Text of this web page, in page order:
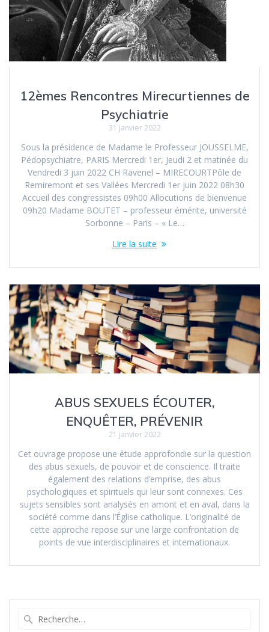
12èmes Rencontres Mirecurtiennes de
Psychiatrie
31 janvier 2022
Sous la présidence de Madame le Professeur JOUSSELME,
Pédopsychiatre, PARIS Mercredi 1er, Jeudi 2 et matinée du
Vendredi 3 juin 2022 CH Ravenel – MIRECOURTPôle de
Remiremont et ses Vallées Mercredi 1er juin 2022 08h30
Accueil des congressistes 09h00 Allocutions de bienvenue
09h20 Madame BOUTET – professeur émérite, université
Sorbonne – Paris – « Le…
Lire la suite
ABUS SEXUELS ÉCOUTER,
ENQUÊTER, PRÉVENIR
21 janvier 2022
Cet ouvrage propose une étude approfondie sur la question
des abus sexuels, de pouvoir et de conscience. Il traite
également des relations d’emprise, des abus
psychologiques et spirituels qui leur sont connexes. Ces
sujets sensibles sont analysés en amont et en aval, dans la
société comme dans l’Église catholique. L’originalité de
cette approche repose sur une large confrontation de
points de vue interdisciplinaires et internationaux.